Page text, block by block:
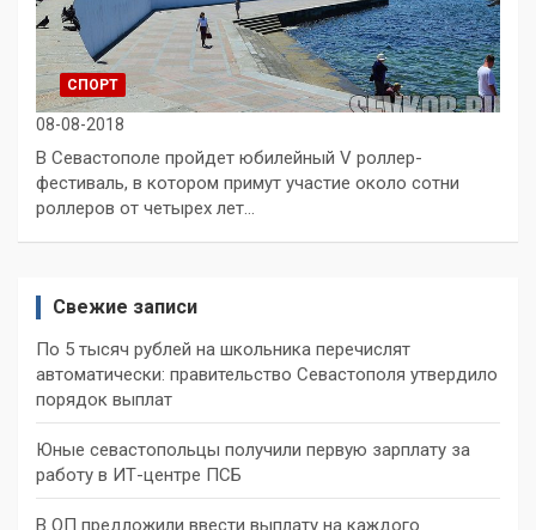
СПОРТ
08-08-2018
В Севастополе пройдет юбилейный V роллер-
фестиваль, в котором примут участие около сотни
роллеров от четырех лет…
Свежие записи
По 5 тысяч рублей на школьника перечислят
автоматически: правительство Севастополя утвердило
порядок выплат
Юные севастопольцы получили первую зарплату за
работу в ИТ-центре ПСБ
В ОП предложили ввести выплату на каждого